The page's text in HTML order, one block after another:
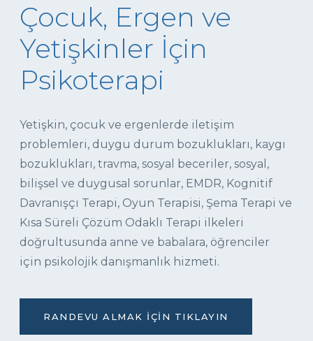
Çocuk, Ergen ve
Yetişkinler İçin
Psikoterapi
Yetişkin, çocuk ve ergenlerde iletişim
problemleri, duygu durum bozuklukları, kaygı
bozuklukları, travma, sosyal beceriler, sosyal,
bilişsel ve duygusal sorunlar, EMDR, Kognitif
Davranışçı Terapi, Oyun Terapisi, Şema Terapi ve
Kısa Süreli Çözüm Odaklı Terapi ilkeleri
doğrultusunda anne ve babalara, öğrenciler
için psikolojik danışmanlık hizmeti.
RANDEVU ALMAK İÇIN TIKLAYIN